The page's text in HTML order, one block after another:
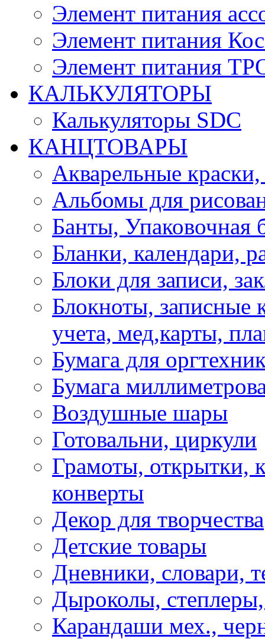
Элемент питания
Элемент питания
Элемент питания
КАЛЬКУЛЯТОРЫ
Калькуляторы SDC
КАНЦТОВАРЫ
Акварельные
Альбомы для
Банты, Упаковочная
Бланки, календари,
Блоки для записи,
Блокноты, записные
учета, мед,карты,
Бумага для
Бумага
Воздушные шары
Готовальни, циркули
Грамоты, открытки,
конверты
Декор для творчества
Детские товары
Дневники, словари,
Дыроколы,
Карандаши мех.,